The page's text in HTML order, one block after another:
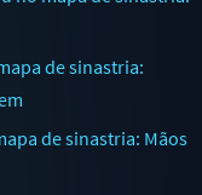
de sinastria:
de sinastria: Mãos